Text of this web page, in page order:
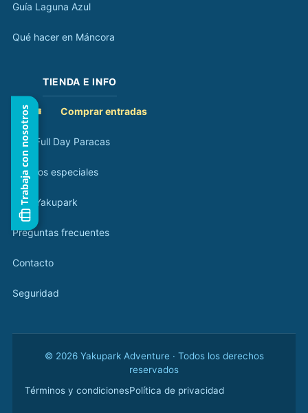
Guía Laguna Azul
Qué hacer en Máncora
TIENDA E INFO
🎟️ Comprar entradas
Tour Full Day Paracas
Eventos especiales
Blog Yakupark
Preguntas frecuentes
Contacto
Seguridad
© 2026 Yakupark Adventure · Todos los derechos
reservados
Términos y condicionesPolítica de privacidad
Trabaja con nosotros